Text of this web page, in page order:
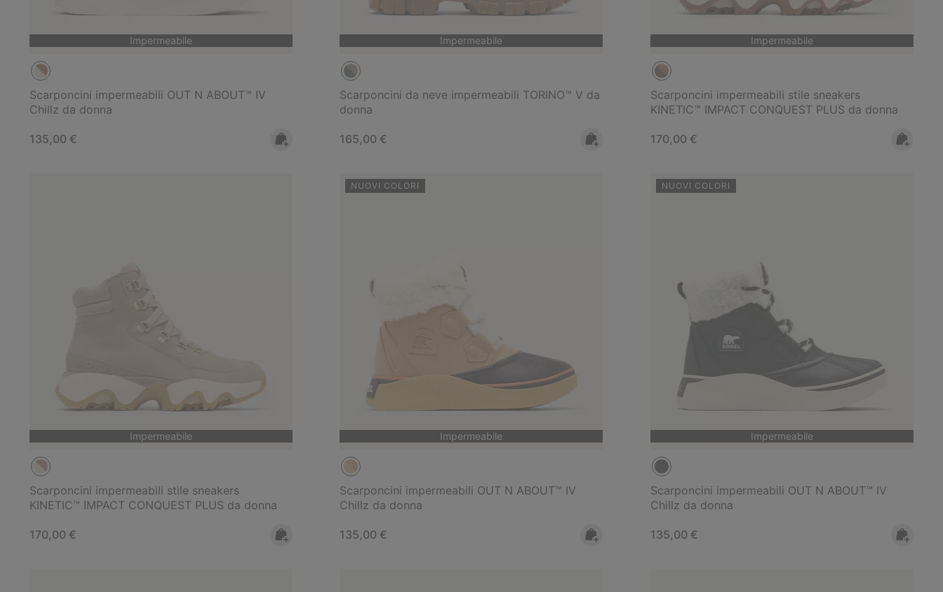
Impermeabile
Scarponcini impermeabili OUT N ABOUT™ IV
Chillz da donna
Regular price:
135,00 €
Impermeabile
Scarponcini da neve impermeabili TORINO™ V da
donna
Regular price:
165,00 €
Impermeabile
Scarponcini impermeabili stile sneakers
KINETIC™ IMPACT CONQUEST PLUS da donna
Regular price:
170,00 €
Impermeabile
Scarponcini impermeabili stile sneakers
KINETIC™ IMPACT CONQUEST PLUS da donna
Regular price:
170,00 €
NUOVI COLORI
Impermeabile
Scarponcini impermeabili OUT N ABOUT™ IV
Chillz da donna
Regular price:
135,00 €
NUOVI COLORI
Impermeabile
Scarponcini impermeabili OUT N ABOUT™ IV
Chillz da donna
Regular price:
135,00 €